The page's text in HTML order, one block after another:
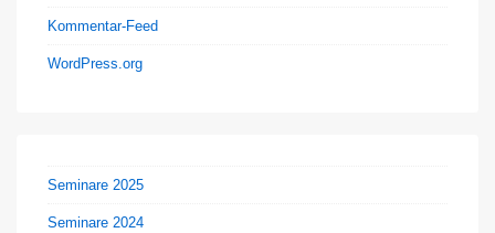
Kommentar-Feed
WordPress.org
Seminare 2025
Seminare 2024